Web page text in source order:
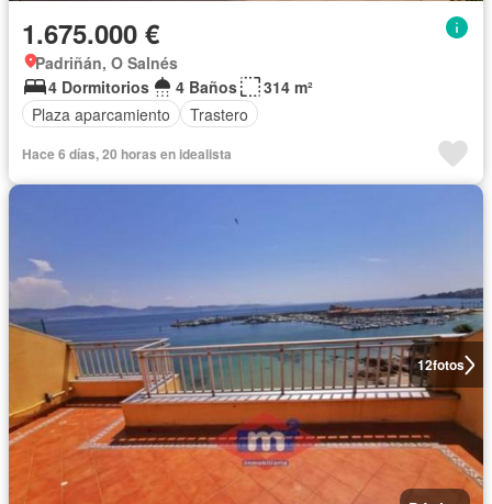
1.675.000 €
Padriñán, O Salnés
4 Dormitorios
4 Baños
314 m²
Plaza aparcamiento
Trastero
Hace 6 días, 20 horas en idealista
12fotos